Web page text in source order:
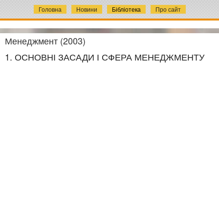
Головна Новини Бібліотека Про сайт
Менеджмент (2003)
1. ОСНОВНІ ЗАСАДИ І СФЕРА МЕНЕДЖМЕНТУ